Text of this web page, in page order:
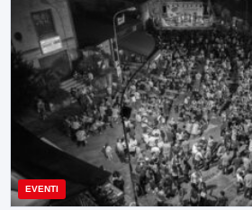
EVENTI